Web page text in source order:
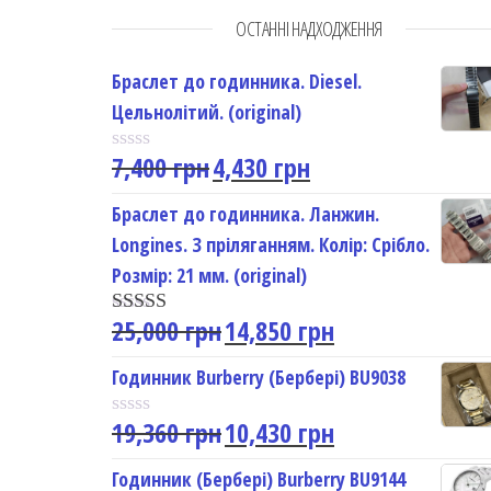
ОСТАННІ НАДХОДЖЕННЯ
Браслет до годинника. Diesel.
Цельнолітий. (original)
R
t
e
d
0
o
u
t
o
5
7,400грн4,430 грн
Браслет до годинника. Ланжин.
Longines. З пріляганням. Колір: Срібло.
Розмір: 21 мм. (original)
Rated5.00
out of 5
25,000грн14,850 грн
Годинник Burberry (Бербері) BU9038
R
t
19,360грн10,430 грн
Годинник (Бербері) Burberry BU9144